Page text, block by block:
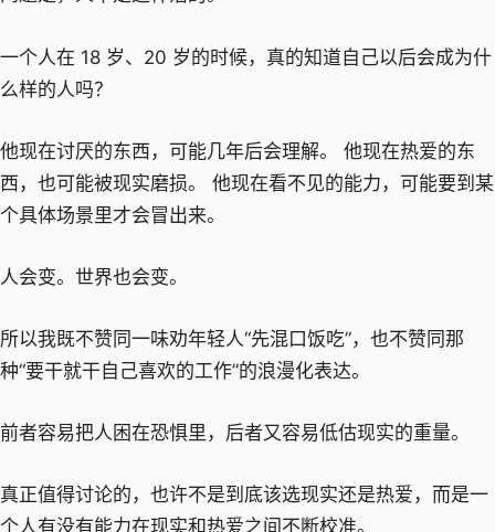
一个人在 18 岁、20 岁的时候，真的知道自己以后会成为什
么样的人吗？
他现在讨厌的东西，可能几年后会理解。 他现在热爱的东
西，也可能被现实磨损。 他现在看不见的能力，可能要到某
个具体场景里才会冒出来。
人会变。世界也会变。
所以我既不赞同一味劝年轻人“先混口饭吃”，也不赞同那
种“要干就干自己喜欢的工作”的浪漫化表达。
前者容易把人困在恐惧里，后者又容易低估现实的重量。
真正值得讨论的，也许不是到底该选现实还是热爱，而是一
个人有没有能力在现实和热爱之间不断校准。